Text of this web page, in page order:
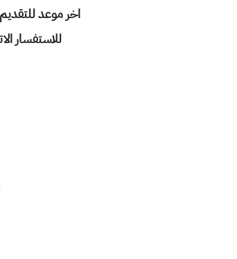
اخر موعد للتقديم (10-2-2020)، على من تتوفر فيه الشروط أعلاه إرسال السيرة الذاتية مفصلة على
للاستفسار الاتصال على الرقم : 07714105734 في